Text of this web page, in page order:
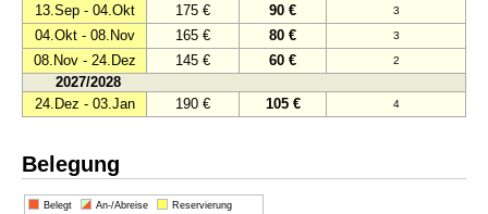
13.Sep - 04.Okt 175 € 90 € 3
04.Okt - 08.Nov 165 € 80 € 3
08.Nov - 24.Dez 145 € 60 € 2
2027/2028
24.Dez - 03.Jan
190 € 105 € 4
Belegung
Belegt An-/Abreise Reservierung